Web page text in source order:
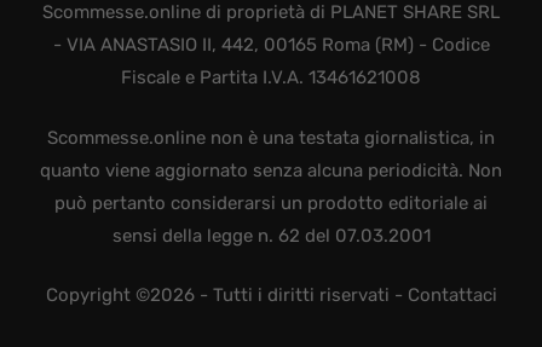
Scommesse.online di proprietà di PLANET SHARE SRL
- VIA ANASTASIO II, 442, 00165 Roma (RM) - Codice
Fiscale e Partita I.V.A. 13461621008
Scommesse.online non è una testata giornalistica, in
quanto viene aggiornato senza alcuna periodicità. Non
può pertanto considerarsi un prodotto editoriale ai
sensi della legge n. 62 del 07.03.2001
Copyright ©2026 - Tutti i diritti riservati - Contattaci